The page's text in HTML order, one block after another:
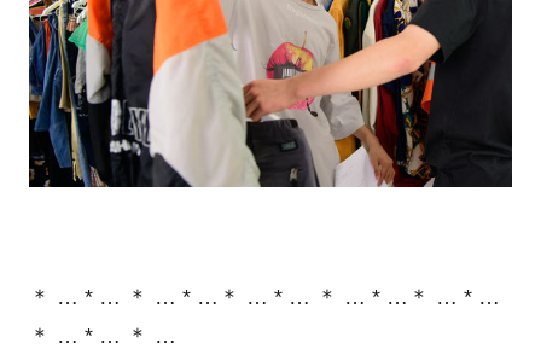
＊ … * … ＊ … * …＊ … * … ＊ … * …＊ … * …
＊ … * … ＊ …